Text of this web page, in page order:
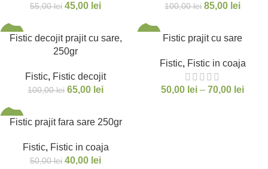
55,00lei 45,00 lei 100,00lei 85,00 lei
-35%
Fistic decojit prajit cu sare,
250gr
Fistic, Fistic decojit
100,00lei 65,00 lei
Fistic prajit cu sare
Fistic, Fistic in coaja
50,00 lei – 70,00 lei
-20%
Fistic prajit fara sare 250gr
Fistic, Fistic in coaja
50,00lei 40,00 lei